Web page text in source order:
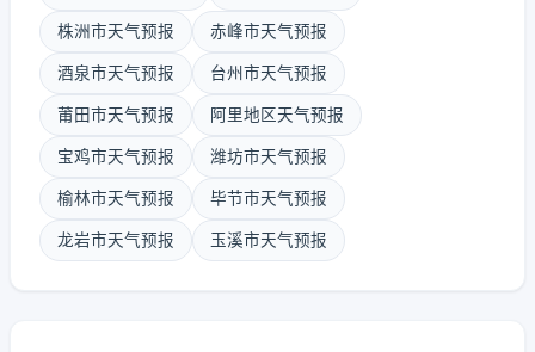
株洲市天气预报 赤峰市天气预报
酒泉市天气预报 台州市天气预报
莆田市天气预报 阿里地区天气预报
宝鸡市天气预报 潍坊市天气预报
榆林市天气预报 毕节市天气预报
龙岩市天气预报 玉溪市天气预报